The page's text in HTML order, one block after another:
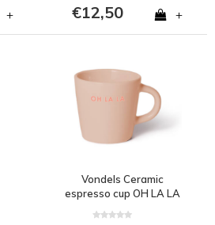
+ €12,50 +
Vondels Ceramic
espresso cup OH LA LA